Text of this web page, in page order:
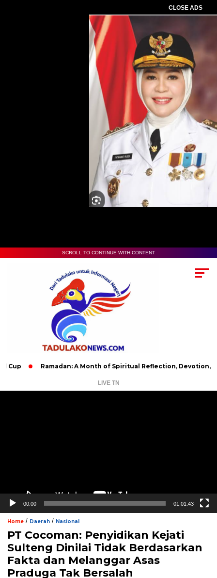
CLOSE ADS
SCROLL TO CONTINUE WITH CONTENT
Ramadan: A Month of Spiritual Reflection, Devotion, and
LIVE TN
00:00 01:01:43
Home / Daerah / Nasional
PT Cocoman: Penyidikan Kejati
Sulteng Dinilai Tidak Berdasarkan
Fakta dan Melanggar Asas
Praduga Tak Bersalah